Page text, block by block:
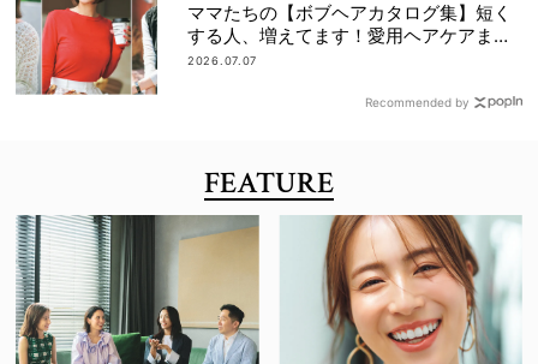
ママたちの【ボブヘアカタログ集】短く
する人、増えてます！愛用ヘアケアまで
全部見せ
2026.07.07
Recommended by
FEATURE